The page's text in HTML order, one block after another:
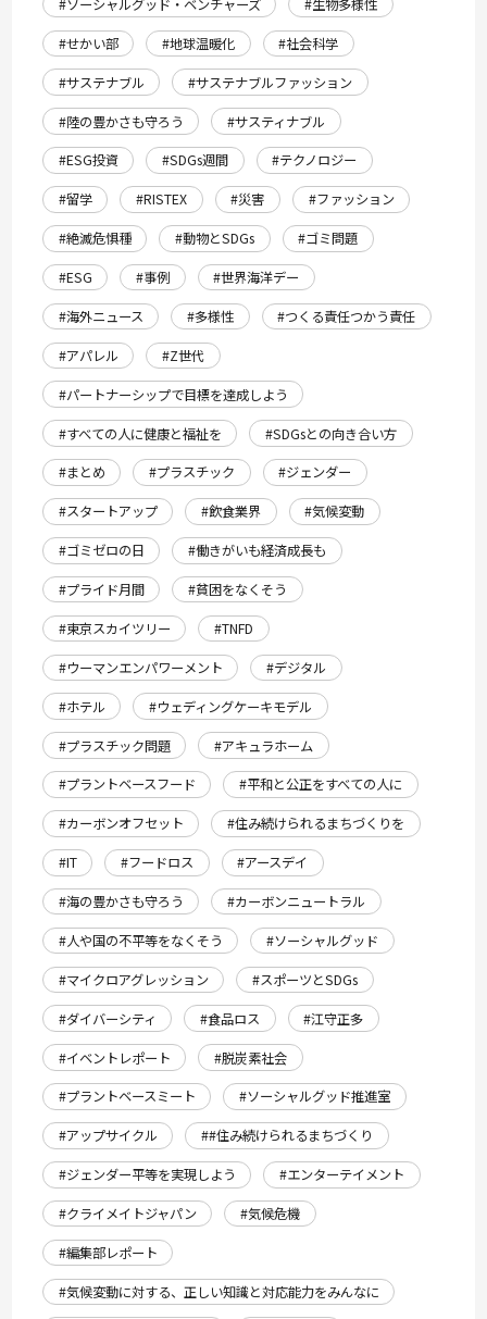
#ソーシャルグッド・ベンチャーズ
#生物多様性
#せかい部
#地球温暖化
#社会科学
#サステナブル
#サステナブルファッション
#陸の豊かさも守ろう
#サスティナブル
#ESG投資
#SDGs週間
#テクノロジー
#留学
#RISTEX #災害
#ファッション
#絶滅危惧種
#動物とSDGs
#ゴミ問題
#ESG
#事例
#世界海洋デー
#海外ニュース
#多様性
#つくる責任つかう責任
#アパレル
#Z世代
#パートナーシップで目標を達成しよう
#すべての人に健康と福祉を
#SDGsとの向き合い方
#まとめ
#プラスチック
#ジェンダー
#スタートアップ
#飲食業界
#気候変動
#ゴミゼロの日
#働きがいも経済成長も
#プライド月間
#貧困をなくそう
#東京スカイツリー
#TNFD
#ウーマンエンパワーメント
#デジタル
#ホテル
#ウェディングケーキモデル
#プラスチック問題
#アキュラホーム
#プラントベースフード
#平和と公正をすべての人に
#カーボンオフセット
#住み続けられるまちづくりを
#IT
#フードロス
#アースデイ
#海の豊かさも守ろう
#カーボンニュートラル
#人や国の不平等をなくそう
#ソーシャルグッド
#マイクロアグレッション
#スポーツとSDGs
#ダイバーシティ
#食品ロス
#江守正多
#イベントレポート
#脱炭素社会
#プラントベースミート
#ソーシャルグッド推進室
#アップサイクル
##住み続けられるまちづくり
#ジェンダー平等を実現しよう
#エンターテイメント
#クライメイトジャパン
#気候危機
#編集部レポート
#気候変動に対する、正しい知識と対応能力をみんなに